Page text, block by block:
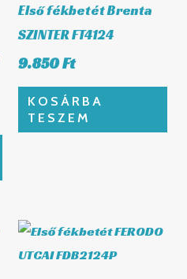
Első fékbetét Brenta
SZINTER FT4124
9.850Ft
KOSÁRBA
TESZEM